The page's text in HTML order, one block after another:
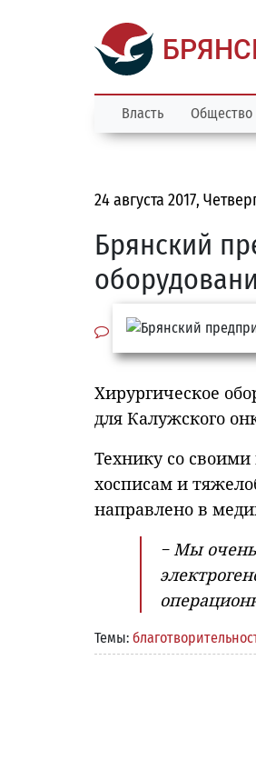
Власть Общество
24 августа 2017,
Брянский
Хирургическое
для Калужского
Технику со
хосписам и
направлено в
− Мы
Темы: